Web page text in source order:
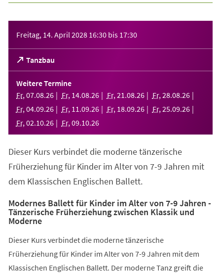
Freitag, 14. April 2028 16:30 bis 17:30
Tanzbau
(Öffnet
in
einem
neuen
Tab)
Weitere Termine
Fr, 07.08.26 Fr, 14.08.26 Fr, 21 .08.26 Fr, 28.08.26
Fr, 04.09.26 Fr, 11 .09.26 Fr, 18.09.26 Fr, 25.09.26
Fr, 02.10.26 Fr, 09.10.26
Dieser Kurs verbindet die moderne tänzerische
Früherziehung für Kinder im Alter von 7-9 Jahren mit
dem Klassischen Englischen Ballett.
Modernes Ballett für Kinder im Alter von 7-9 Jahren -
Tänzerische Früherziehung zwischen Klassik und
Moderne
Dieser Kurs verbindet die moderne tänzerische
Früherziehung für Kinder im Alter von 7-9 Jahren mit dem
Klassischen Englischen Ballett. Der moderne Tanz greift die